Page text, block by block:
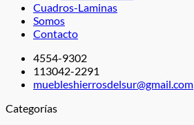
Cuadros-Laminas
Somos
Contacto
4554-9302
113042-2291
muebleshierrosdelsur@gmail.com
Categorías